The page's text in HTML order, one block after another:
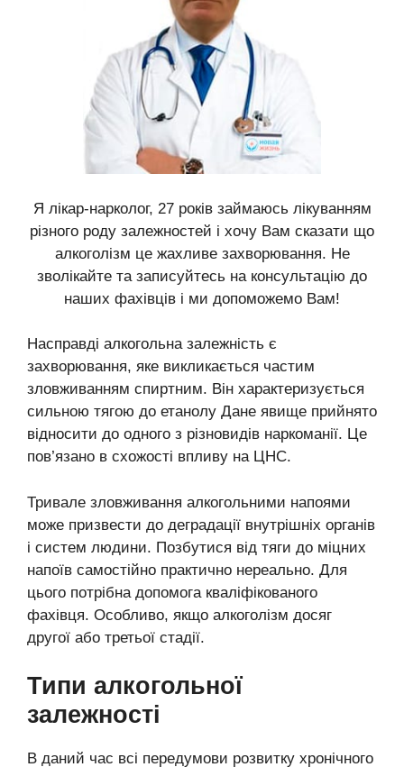
Я лікар-нарколог, 27 років займаюсь лікуванням
різного роду залежностей і хочу Вам сказати що
алкоголізм це жахливе захворювання. Не
зволікайте та записуйтесь на консультацію до
наших фахівців і ми допоможемо Вам!
Насправді алкогольна залежність є
захворювання, яке викликається частим
зловживанням спиртним. Він характеризується
сильною тягою до етанолу Дане явище прийнято
відносити до одного з різновидів наркоманії. Це
пов’язано в схожості впливу на ЦНС.
Тривале зловживання алкогольними напоями
може призвести до деградації внутрішніх органів
і систем людини. Позбутися від тяги до міцних
напоїв самостійно практично нереально. Для
цього потрібна допомога кваліфікованого
фахівця. Особливо, якщо алкоголізм досяг
другої або третьої стадії.
Типи алкогольної
залежності
В даний час всі передумови розвитку хронічного